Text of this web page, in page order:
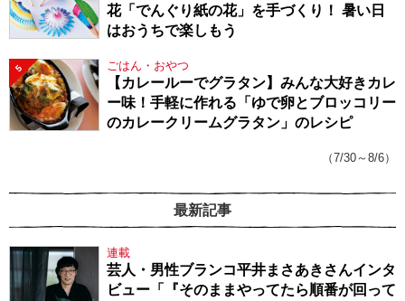
花「でんぐり紙の花」を手づくり！ 暑い日
はおうちで楽しもう
5 ごはん・おやつ
【カレールーでグラタン】みんな大好きカレ
ー味！手軽に作れる「ゆで卵とブロッコリー
のカレークリームグラタン」のレシピ
（7/30～8/6）
最新記事
連載
芸人・男性ブランコ平井まさあきさんインタ
ビュー「『そのままやってたら順番が回って